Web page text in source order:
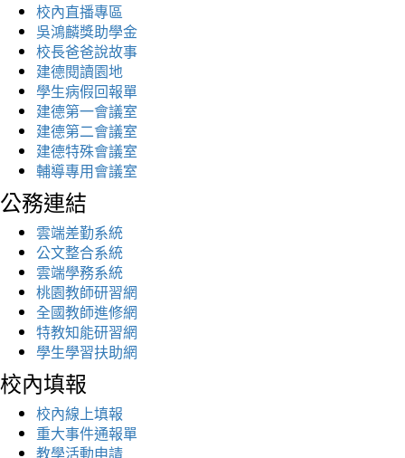
校內直播專區
吳鴻麟獎助學金
校長爸爸說故事
建德閱讀園地
學生病假回報單
建德第一會議室
建德第二會議室
建德特殊會議室
輔導專用會議室
公務連結
雲端差勤系統
公文整合系統
雲端學務系統
桃園教師研習網
全國教師進修網
特教知能研習網
學生學習扶助網
校內填報
校內線上填報
重大事件通報單
教學活動申請